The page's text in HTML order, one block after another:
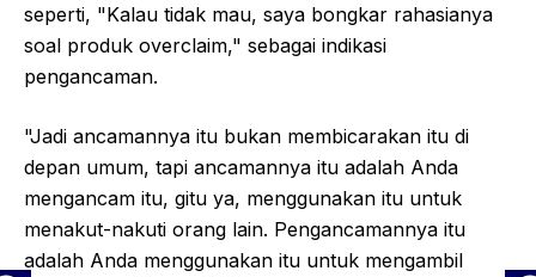
seperti, "Kalau tidak mau, saya bongkar rahasianya
soal produk overclaim," sebagai indikasi
pengancaman.
"Jadi ancamannya itu bukan membicarakan itu di
depan umum, tapi ancamannya itu adalah Anda
mengancam itu, gitu ya, menggunakan itu untuk
menakut-nakuti orang lain. Pengancamannya itu
adalah Anda menggunakan itu untuk mengambil